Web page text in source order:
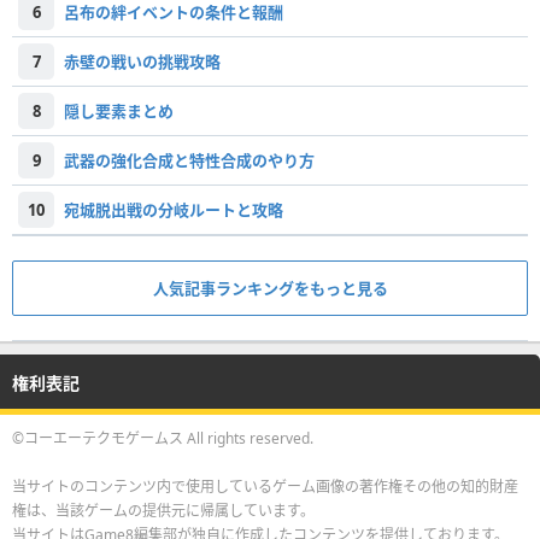
6 呂布の絆イベントの条件と報酬
7 赤壁の戦いの挑戦攻略
8 隠し要素まとめ
9 武器の強化合成と特性合成のやり方
10 宛城脱出戦の分岐ルートと攻略
人気記事ランキングをもっと見る
権利表記
©コーエーテクモゲームス All rights reserved.
当サイトのコンテンツ内で使用しているゲーム画像の著作権その他の知的財産
権は、当該ゲームの提供元に帰属しています。